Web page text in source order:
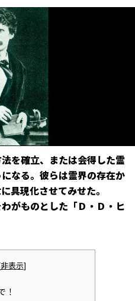
を確立、または会得した霊
なる。彼らは霊界の存在か
具現化させてみせた。
がものとした「Ｄ・Ｄ・ヒ
非表示]
！